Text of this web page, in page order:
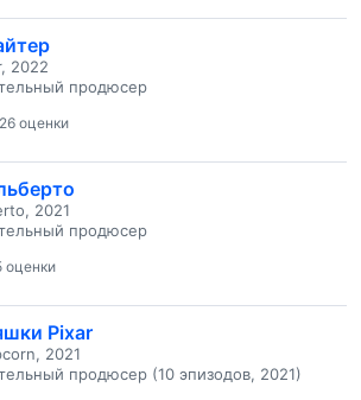
2022
продюсер
оценки
2021
продюсер
оценки
Pixar
2021
продюсер (10 эпизодов, 2021)